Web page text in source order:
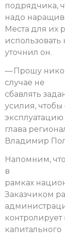
подрядчика,
надо
Места для их
уточнил он.
— Прошу
случае не
сбавлять
усилия,
эксплуатацию
глава
Владимир
Напомним,
в
рамках
Заказчиком
капитального